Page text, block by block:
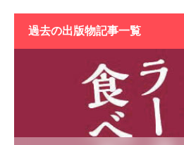
過去の出版物記事一覧